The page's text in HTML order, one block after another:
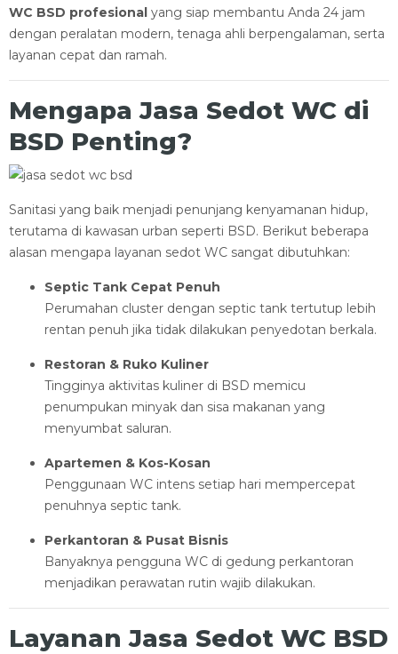
WC BSD profesional yang siap membantu Anda 24 jam
dengan peralatan modern, tenaga ahli berpengalaman, serta
layanan cepat dan ramah.
Mengapa Jasa Sedot WC di
BSD Penting?
Sanitasi yang baik menjadi penunjang kenyamanan hidup,
terutama di kawasan urban seperti BSD. Berikut beberapa
alasan mengapa layanan sedot WC sangat dibutuhkan:
Septic Tank Cepat Penuh
Perumahan cluster dengan septic tank tertutup lebih
rentan penuh jika tidak dilakukan penyedotan berkala.
Restoran & Ruko Kuliner
Tingginya aktivitas kuliner di BSD memicu
penumpukan minyak dan sisa makanan yang
menyumbat saluran.
Apartemen & Kos-Kosan
Penggunaan WC intens setiap hari mempercepat
penuhnya septic tank.
Perkantoran & Pusat Bisnis
Banyaknya pengguna WC di gedung perkantoran
menjadikan perawatan rutin wajib dilakukan.
Layanan Jasa Sedot WC BSD